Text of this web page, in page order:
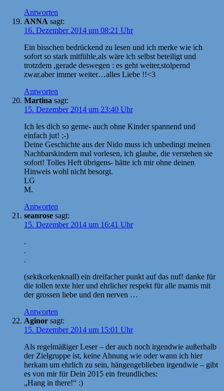
Antworten
ANNA sagt:
16. Dezember 2014 um 08:21 Uhr
Ein bisschen bedrückend zu lesen und ich merke wie ich
sofort so stark mitfühle,als wäre ich selbst beteiligt und
trotzdem ,gerade deswegen : es geht weiter,stolpernd
zwar,aber immer weiter…alles Liebe !!<3
Antworten
Martina sagt:
15. Dezember 2014 um 23:40 Uhr
Ich les dich so gerne- auch ohne Kinder spannend und
einfach jut! ;-)
Deine Geschichte aus der Nido muss ich unbedingt meinen
Nachbarskindern mal vorlesen, ich glaube, die verstehen sie
sofort! Tolles Heft übrigens- hätte ich mir ohne deinen
Hinweis wohl nicht besorgt.
LG
M.
Antworten
seanrose sagt:
15. Dezember 2014 um 16:41 Uhr
.
.
.
(sektkorkenknall) ein dreifacher punkt auf das nuf! danke für
die tollen texte hier und ehrlicher respekt für alle mamis mit
der grossen liebe und den nerven …
Antworten
Aginor sagt:
15. Dezember 2014 um 15:01 Uhr
Als regelmäßiger Leser – der auch noch irgendwie außerhalb
der Zielgruppe ist, keine Ahnung wie oder wann ich hier
herkam um ehrlich zu sein, hängengeblieben irgendwie – gibt
es von mir für Dein 2015 ein freundliches:
„Hang in there!“ :)